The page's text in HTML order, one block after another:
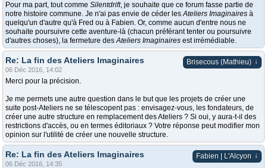
Pour ma part, tout comme Silentdrift, je souhaite que ce forum fasse partie de
notre histoire commune. Je n'ai pas envie de céder lesAteliers Imaginaires à
quelqu'un d'autre qu'à Fred ou à Fabien. Or, comme aucun d'entre nous ne
souhaite poursuivre cette aventure-là (chacun préférant tenter ou poursuivre
d'autres choses), la fermeture desAteliers Imaginaires est irrémédiable.
Brisecous (Mathieu) ↓
Re: La fin des Ateliers Imaginaires
06 Déc 2016, 14:02
Merci pour la précision.
Je me permets une autre question dans le but que les projets de créer une
suite post-Ateliers ne se télescopent pas : envisagez-vous, les fondateurs, de
créer une autre structure en remplacement des Ateliers ? Si oui, y aura-t-il des
restrictions d'accès, ou en termes éditoriaux ? Votre réponse peut modifier mon
opinion sur l'utilité de créer une nouvelle structure.
Fabien | L'Alcyon ↓
Re: La fin des Ateliers Imaginaires
06 Déc 2016, 14:35